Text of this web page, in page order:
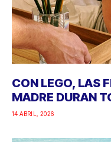
CON LEGO, LAS
MADRE DURAN
14 ABRIL, 2026